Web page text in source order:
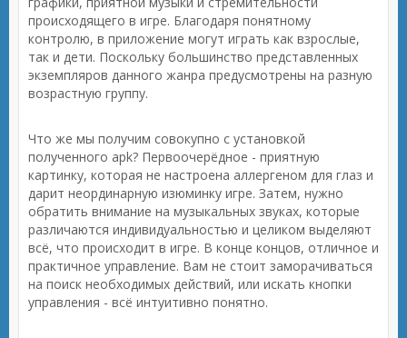
происходящего в игре. Благодаря понятному
контролю, в приложение могут играть как взрослые,
так и дети. Поскольку большинство представленных
экземпляров данного жанра предусмотрены на разную
возрастную группу.
Что же мы получим совокупно с установкой
полученного apk? Первоочерёдное - приятную
картинку, которая не настроена аллергеном для глаз и
дарит неординарную изюминку игре. Затем, нужно
обратить внимание на музыкальных звуках, которые
различаются индивидуальностью и целиком выделяют
всё, что происходит в игре. В конце концов, отличное и
практичное управление. Вам не стоит заморачиваться
на поиск необходимых действий, или искать кнопки
управления - всё интуитивно понятно.